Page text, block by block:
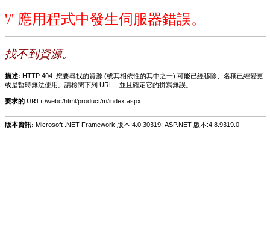
'/' 應用程式中發生伺服器錯誤。
找不到資源。
描述: HTTP 404. 您要尋找的資源 (或其相依性的其中之一) 可能已經移除、名稱已經變更
或是暫時無法使用。請檢閱下列 URL，並且確定它的拼寫無誤。
要求的 URL: /webc/html/product/m/index.aspx
版本資訊: Microsoft .NET Framework 版本:4.0.30319; ASP.NET 版本:4.8.9319.0